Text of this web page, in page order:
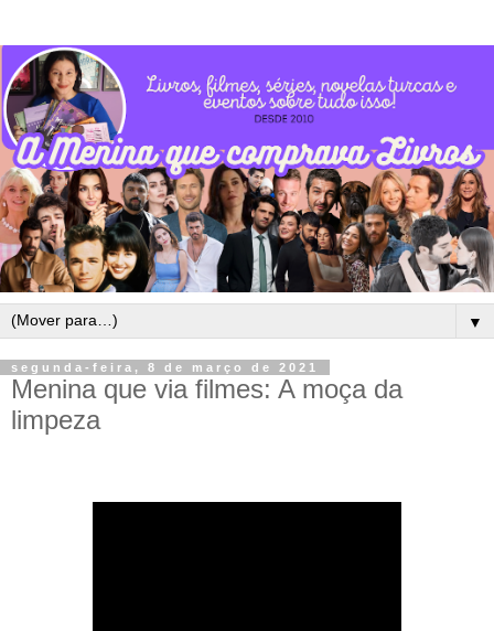
▼
segunda-feira, 8 de março de 2021
Menina que via filmes: A moça da
limpeza